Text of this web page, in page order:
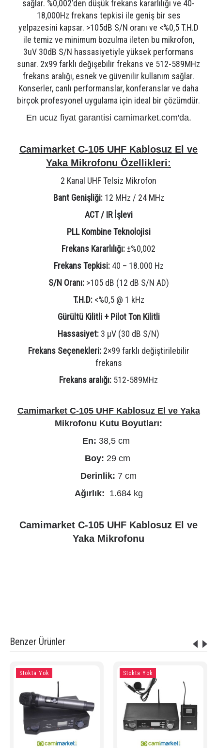
sağlar. %0,002'den düşük frekans kararlılığı ve 40-
18,000Hz frekans tepkisi ile geniş bir ses
yelpazesini kapsar. >105dB S/N oranı ve <%0,5 T.H.D
ile temiz ve minimum bozulma ileten bu mikrofon,
3uV 30dB S/N hassasiyetiyle yüksek performans
sunar. 2x99 farklı değişebilir frekans ve 512-589MHz
frekans aralığı, esnek ve güvenilir kullanım sağlar.
Konserler, canlı performanslar, konferanslar ve daha
birçok profesyonel uygulama için ideal bir çözümdür.
En ucuz fiyat garantisi camimarket.com'da.
Camimarket C-105 UHF Kablosuz El ve
Yaka Mikrofonu Özellikleri:
2 Kanal UHF Telsiz Mikrofon
Bant Genişliği:12 MHz / 24 MHz
ACT / IR İşlevi
PLL Kombine Teknolojisi
Frekans Kararlılığı:±%0,002
Frekans Tepkisi:40 – 18.000 Hz
S/N Oranı:>105 dB (12 dB S/N AD)
T.H.D:<%0,5 @ 1 kHz
Gürültü Kilitli + Pilot Ton Kilitli
Hassasiyet: 3 µV (30 dB S/N)
Frekans Seçenekleri:2×99 farklı değiştirilebilir
frekans
Frekans aralığı: 512-589MHz
Camimarket C-105 UHF Kablosuz El ve Yaka
Mikrofonu Kutu Boyutları:
En: 38,5 cm
Boy: 29 cm
Derinlik: 7 cm
Ağırlık: 1.684 kg
Camimarket C-105 UHF Kablosuz El ve
Yaka Mikrofonu
Benzer Ürünler
Stokta Yok Stokta Yok